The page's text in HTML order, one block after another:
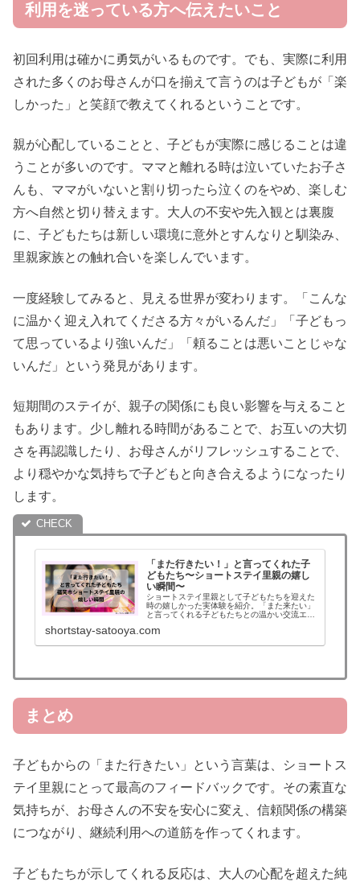
利用を迷っている方へ伝えたいこと
初回利用は確かに勇気がいるものです。でも、実際に利用
された多くのお母さんが口を揃えて言うのは子どもが「楽
しかった」と笑顔で教えてくれるということです。
親が心配していることと、子どもが実際に感じることは違
うことが多いのです。ママと離れる時は泣いていたお子さ
んも、ママがいないと割り切ったら泣くのをやめ、楽しむ
方へ自然と切り替えます。大人の不安や先入観とは裏腹
に、子どもたちは新しい環境に意外とすんなりと馴染み、
里親家族との触れ合いを楽しんでいます。
一度経験してみると、見える世界が変わります。「こんな
に温かく迎え入れてくださる方々がいるんだ」「子どもっ
て思っているより強いんだ」「頼ることは悪いことじゃな
いんだ」という発見があります。
短期間のステイが、親子の関係にも良い影響を与えること
もあります。少し離れる時間があることで、お互いの大切
さを再認識したり、お母さんがリフレッシュすることで、
より穏やかな気持ちで子どもと向き合えるようになったり
します。
「また行きたい！」と言ってくれた子
どもたち〜ショートステイ里親の嬉し
い瞬間〜
ショートステイ里親として子どもたちを迎えた
時の嬉しかった実体験を紹介。「また来たい」
と言ってくれる子どもたちとの温かい交流エピ
預けたい方・支援したい方へのメッセージ。
shortstay-satooya.com
まとめ
子どもからの「また行きたい」という言葉は、ショートス
テイ里親にとって最高のフィードバックです。その素直な
気持ちが、お母さんの不安を安心に変え、信頼関係の構築
につながり、継続利用への道筋を作ってくれます。
子どもたちが示してくれる反応は、大人の心配を超えた純